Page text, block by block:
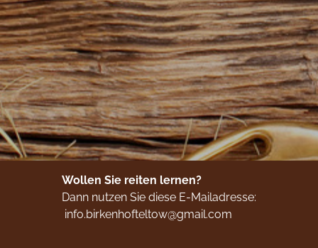
Start
Birkenhof
Reitschule
Pferdehaltung
Aktuelles
Wollen Sie reiten lernen?
Dann nutzen Sie diese E-Mailadresse:
info.birkenhofteltow@gmail.com